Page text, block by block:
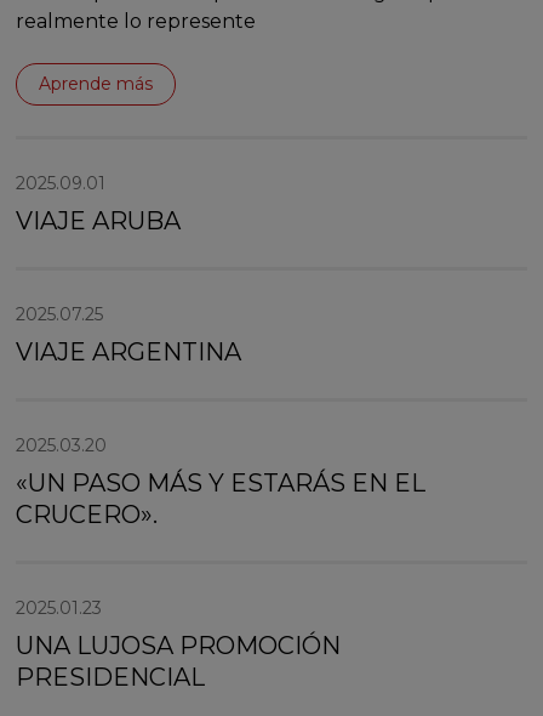
realmente lo represente
Aprende más
2025.09.01
VIAJE ARUBA
2025.07.25
VIAJE ARGENTINA
2025.03.20
«UN PASO MÁS Y ESTARÁS EN EL
CRUCERO».
2025.01.23
UNA LUJOSA PROMOCIÓN
PRESIDENCIAL